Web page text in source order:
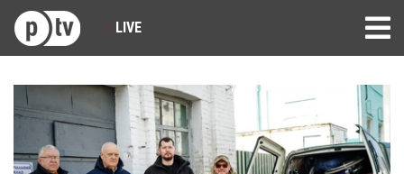
LIVE